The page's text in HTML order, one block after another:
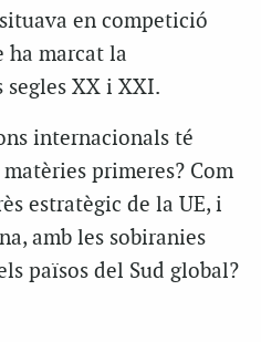
en competició
ha marcat la
XX i XXI.
internacionals té
primeres? Com
estratègic de la UE, i
amb les sobiranies
països del Sud global?